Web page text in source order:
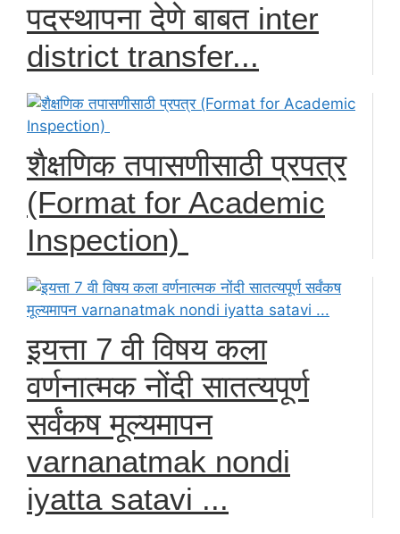
पदस्थापना देणे बाबत inter
district transfer...
शैक्षणिक तपासणीसाठी प्रपत्र
(Format for Academic
Inspection)
इयत्ता 7 वी विषय कला
वर्णनात्मक नोंदी सातत्यपूर्ण
सर्वंकष मूल्यमापन
varnanatmak nondi
iyatta satavi ...